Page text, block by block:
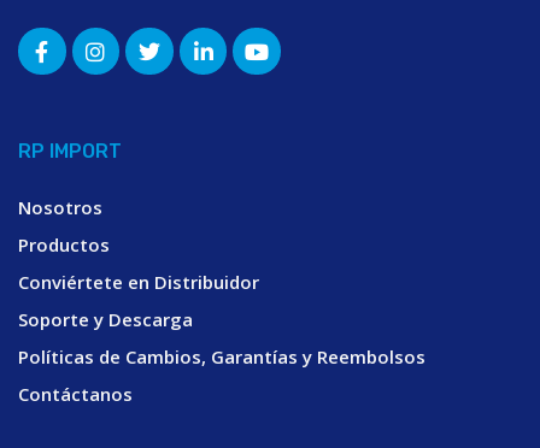
RP IMPORT
Nosotros
Productos
Conviértete en Distribuidor
Soporte y Descarga
Políticas de Cambios, Garantías y Reembolsos
Contáctanos